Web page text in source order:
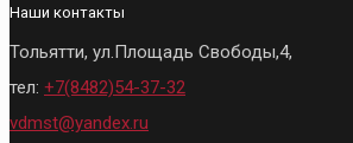
Наши контакты
Тольятти, ул.Площадь Свободы,4,
тел: +7(8482)54-37-32
vdmst@yandex.ru